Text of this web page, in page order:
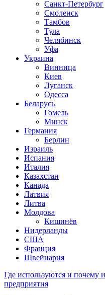
Санкт-Петербург
Смоленск
Тамбов
Тула
Челябинск
Уфа
Украина
Винница
Киев
Луганск
Одесса
Беларусь
Гомель
Минск
Германия
Берлин
Израиль
Испания
Италия
Казахстан
Канада
Латвия
Литва
Молдова
Кишинёв
Нидерланды
США
Франция
Швейцария
Где используются и почему
предприятия